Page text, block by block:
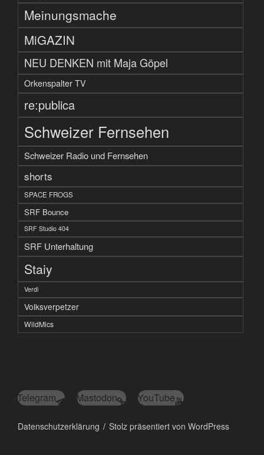
Meinungsmache
MiGAZIN
NEU DENKEN mit Maja Göpel
Orkenspalter TV
re:publica
Schweizer Fernsehen
Schweizer Radio und Fernsehen
shorts
SPACE FROGS
SRF Bounce
SRF Studio 404
SRF Unterhaltung
Staiy
Verdi
Volksverpetzer
WildMics
Telegram Mastodon YouTube
Datenschutzerklärung Stolz präsentiert von WordPress